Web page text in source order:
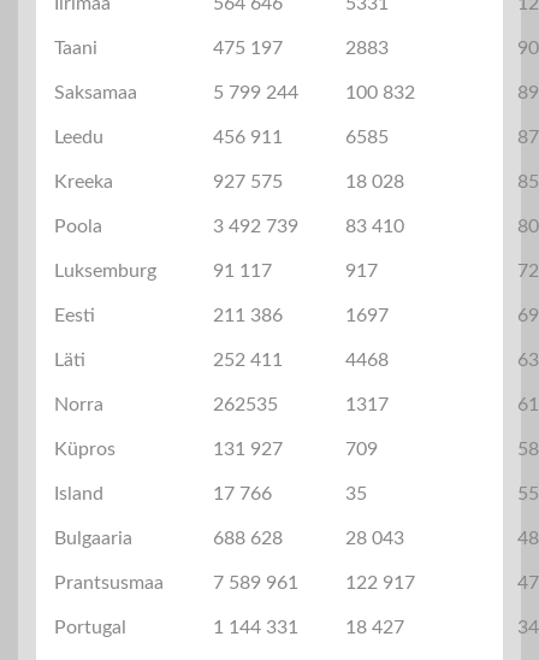
Taani 475 197 2883
Saksamaa 5 799 244 100 832
Leedu 456 911 6585
Kreeka 927 575 18 028
Poola 3 492 739 83 410
Luksemburg 91 117 917
Eesti 211 386 1697
Läti 252 411 4468
Norra 262535 1317
Küpros 131 927 709
Island 17 766 35
Bulgaaria 688 628 28 043
Prantsusmaa 7 589 961 122 917
Portugal 1 144 331 18 427